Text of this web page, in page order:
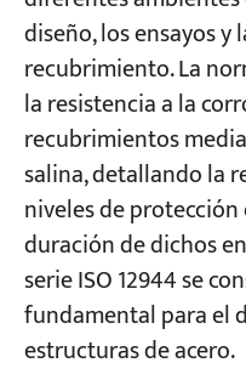
diseño, los ensayos y
recubrimiento. La
la resistencia a la
recubrimientos
salina, detallando la
niveles de
duración de dichos
serie ISO 12944 se
fundamental para el
estructuras de acero.